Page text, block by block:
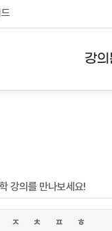
강
강의를 만나보세요!
ㅈ ㅊ ㅍ ㅎ